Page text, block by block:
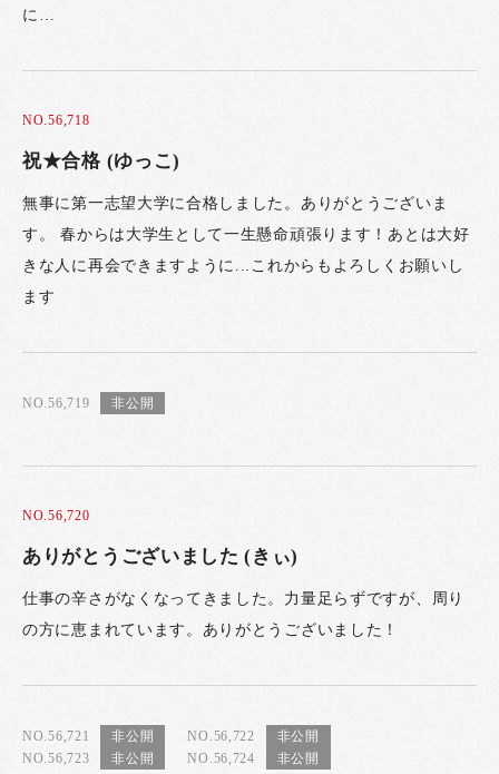
に…
NO.56,718
祝★合格 (ゆっこ)
無事に第一志望大学に合格しました。ありがとうございま
す。 春からは大学生として一生懸命頑張ります！あとは大好
きな人に再会できますように...これからもよろしくお願いし
ます
NO.56,719
NO.56,720
ありがとうございました (きぃ)
仕事の辛さがなくなってきました。力量足らずですが、周り
の方に恵まれています。ありがとうございました！
NO.56,721
NO.56,722
NO.56,723
NO.56,724